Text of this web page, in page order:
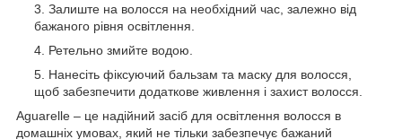
Залиште на волосся на необхідний час, залежно від
бажаного рівня освітлення.
Ретельно змийте водою.
Нанесіть фіксуючий бальзам та маску для волосся,
щоб забезпечити додаткове живлення і захист волосся.
Aguarelle – це надійний засіб для освітлення волосся в
домашніх умовах, який не тільки забезпечує бажаний